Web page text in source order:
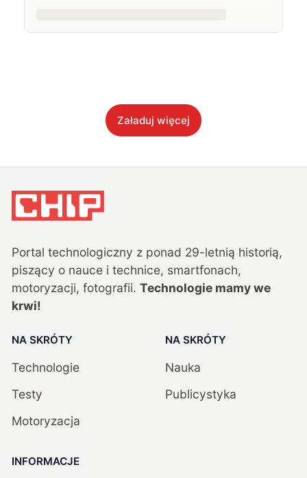
Załaduj więcej
Portal technologiczny z ponad 29-letnią historią,
piszący o nauce i technice, smartfonach,
motoryzacji, fotografii. Technologie mamy we
krwi!
NA SKRÓTY
Technologie
Testy
Motoryzacja
NA SKRÓTY
Nauka
Publicystyka
INFORMACJE